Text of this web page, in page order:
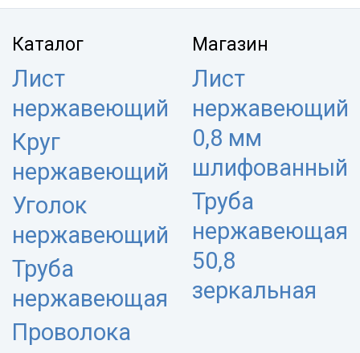
Каталог
Лист
нержавеющий
Круг
нержавеющий
Уголок
нержавеющий
Труба
нержавеющая
Проволока
Магазин
Лист
нержавеющий
0,8 мм
шлифованный
Труба
нержавеющая
50,8
зеркальная